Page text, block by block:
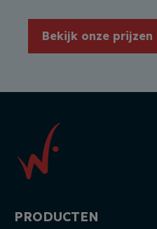
Bekijk onze prijzen
PRODUCTEN